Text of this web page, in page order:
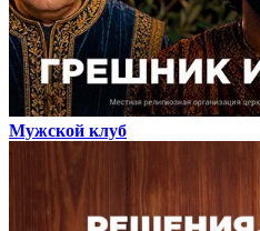
Мужской клуб